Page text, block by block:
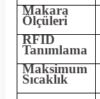
Makara
Ölçüleri
RFID
Tanımlama
Maksimum
Sıcaklık